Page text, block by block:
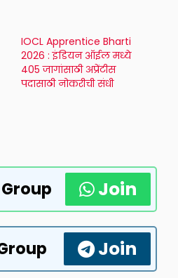
IOCL Apprentice Bharti
2026 : इंडियन ऑईल मध्ये
405 जागांसाठी अप्रेंटीस
पदासाठी नोकरीची संधी
Join
Join